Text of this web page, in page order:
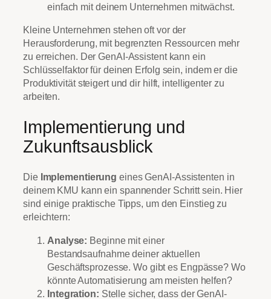
einfach mit deinem Unternehmen mitwächst.
Kleine Unternehmen stehen oft vor der
Herausforderung, mit begrenzten Ressourcen mehr
zu erreichen. Der GenAI-Assistent kann ein
Schlüsselfaktor für deinen Erfolg sein, indem er die
Produktivität steigert und dir hilft, intelligenter zu
arbeiten.
Implementierung und
Zukunftsausblick
Die Implementierung eines GenAI-Assistenten in
deinem KMU kann ein spannender Schritt sein. Hier
sind einige praktische Tipps, um den Einstieg zu
erleichtern:
Analyse: Beginne mit einer
Bestandsaufnahme deiner aktuellen
Geschäftsprozesse. Wo gibt es Engpässe? Wo
könnte Automatisierung am meisten helfen?
Integration: Stelle sicher, dass der GenAI-